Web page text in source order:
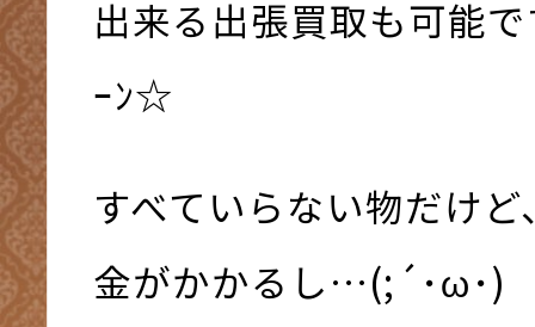
出来る出張買取も可能
ｰﾝ☆
すべていらない物だけ
金がかかるし…(;´･ω･)